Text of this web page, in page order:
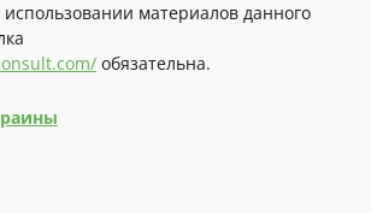
материалов данного
обязательна.